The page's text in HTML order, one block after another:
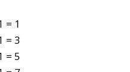
= 1
= 3
= 5